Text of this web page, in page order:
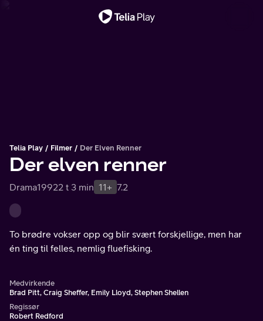
Telia Play Filmer Der Elven Renner
Der elven renner
Drama19922 t 3 min 11+ 7.2
To brødre vokser opp og blir svært forskjellige, men har
én ting til felles, nemlig fluefisking.
Medvirkende
Brad Pitt, Craig Sheffer, Emily Lloyd, Stephen Shellen
Regissør
Robert Redford